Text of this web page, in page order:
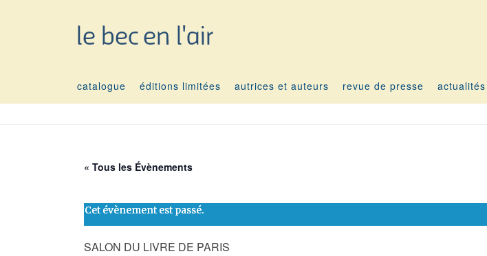
catalogue éditions limitées autrices et auteurs revue de presse actualités
« Tous les Évènements
Cet évènement est passé.
SALON DU LIVRE DE PARIS